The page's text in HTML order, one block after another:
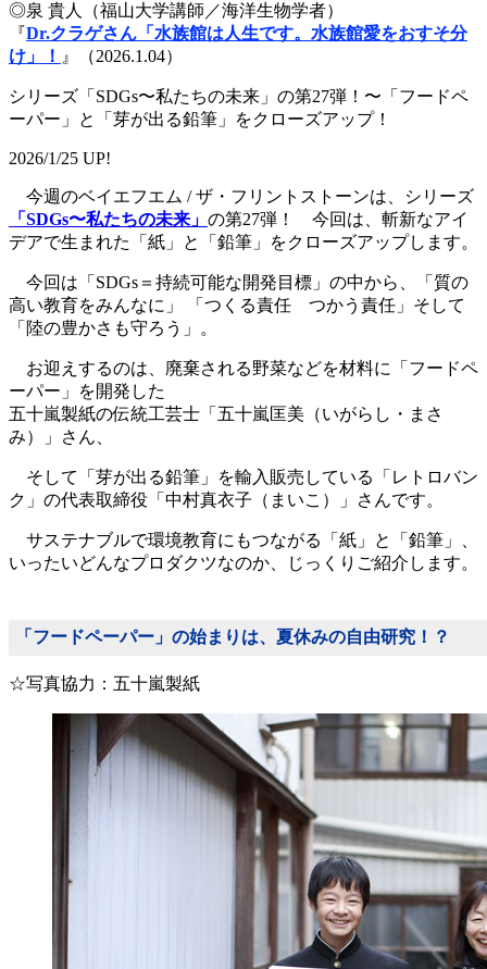
◎泉 貴人（福山大学講師／海洋生物学者）
『Dr.クラゲさん「水族館は人生です。水族館愛をおすそ分
け」！ 』（2026.1.04）
シリーズ「SDGs〜私たちの未来」の第27弾！〜「フードペ
ーパー」と「芽が出る鉛筆」をクローズアップ！
2026/1/25 UP!
今週のベイエフエム / ザ・フリントストーンは、シリーズ
「SDGs〜私たちの未来」 の第27弾！ 今回は、斬新なアイ
デアで生まれた「紙」と「鉛筆」をクローズアップします。
今回は「SDGs＝持続可能な開発目標」の中から、「質の
高い教育をみんなに」 「つくる責任 つかう責任」そして
「陸の豊かさも守ろう」。
お迎えするのは、廃棄される野菜などを材料に「フードペ
ーパー」を開発した
五十嵐製紙の伝統工芸士「五十嵐匡美（いがらし・まさ
み）」さん、
そして「芽が出る鉛筆」を輸入販売している「レトロバン
ク」の代表取締役「中村真衣子（まいこ）」さんです。
サステナブルで環境教育にもつながる「紙」と「鉛筆」、
いったいどんなプロダクツなのか、じっくりご紹介します。
「フードペーパー」の始まりは、夏休みの自由研究！？
☆写真協力：五十嵐製紙